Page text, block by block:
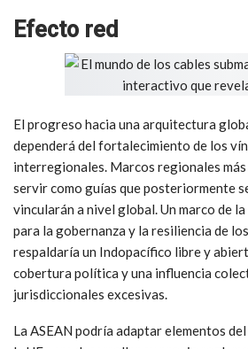
funcionamiento suelen estar regulados
comerciales, con responsabilidades de
entre múltiples autoridades y normas
física y cibernética que varían
práctica. Unas normas básicas comunes
exposición a interferencias y vigilancia
acceso.
Efecto red
El progreso hacia una arquitectura
interregionales. Marcos regionales